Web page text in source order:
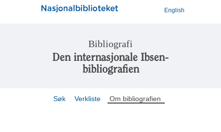
English
Bibliografi
Den internasjonale Ibsen-
bibliografien
Søk Verkliste Om bibliografien